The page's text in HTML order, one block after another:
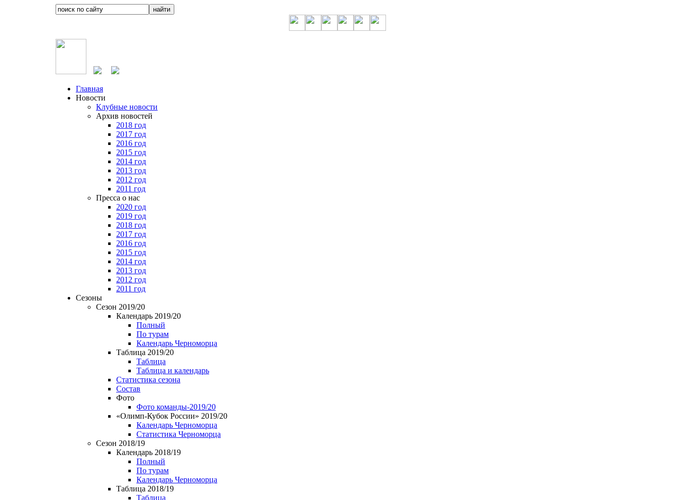
Главная
Новости
Клубные новости
Архив новостей
2018 год
2017 год
2016 год
2015 год
2014 год
2013 год
2012 год
2011 год
Пресса о нас
2020 год
2019 год
2018 год
2017 год
2016 год
2015 год
2014 год
2013 год
2012 год
2011 год
Сезоны
Сезон 2019/20
Календарь 2019/20
Полный
По турам
Календарь Черноморца
Таблица 2019/20
Таблица
Таблица и календарь
Статистика сезона
Состав
Фото
Фото команды-2019/20
«Олимп-Кубок России» 2019/20
Календарь Черноморца
Статистика Черноморца
Сезон 2018/19
Календарь 2018/19
Полный
По турам
Календарь Черноморца
Таблица 2018/19
Таблица